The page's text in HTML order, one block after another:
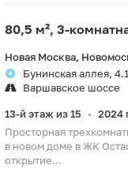
80,5 м², 3-
Новая Москва,
Бунинская аллея,
Варшавское шоссе
13-й этаж из 15 • 2024
Просторная
в новом доме в ЖК
открытие...